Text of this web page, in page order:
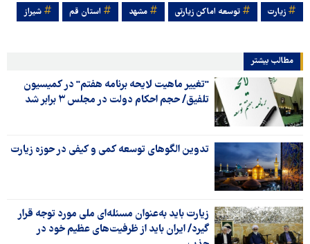
زیارت توسعه اماکن زیارتی مشهد استان قم شیراز
مطالب بیشتر
"تغییر ماهیت لایحه برنامه هفتم" در کمیسیون
تلفیق/ حجم احکام دولت در مجلس ۳ برابر شد
تدوین الگوهای توسعه کمی و کیفی در حوزه زیارت
زیارت باید به‌عنوان مسئله‌ای ملی مورد توجه قرار
گیرد/ ایران باید از ظرفیت‌های عظیم خود در